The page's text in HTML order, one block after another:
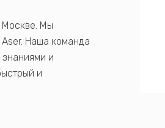
Москве. Мы
Наша команда
и
и
а также
их